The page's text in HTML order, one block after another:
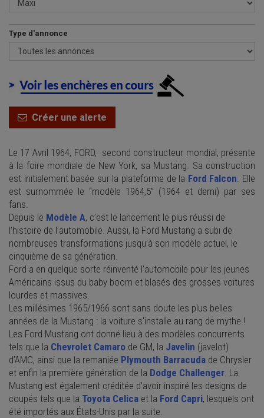
Type d'annonce
Créer une alerte
Le 17 Avril 1964, FORD, second constructeur mondial, présente
à la foire mondiale de New York, sa Mustang. Sa construction
est initialement basée sur la plateforme de la Ford Falcon . Elle
est surnommée le “modèle 1964,5” (1964 et demi) par ses
fans.
Depuis le Modèle A, c’est le lancement le plus réussi de
l’histoire de l’automobile. Aussi, la Ford Mustang a subi de
nombreuses transformations jusqu’à son modèle actuel, le
cinquième de sa génération.
Ford a en quelque sorte réinventé l'automobile pour les jeunes
Américains issus du baby boom et blasés des grosses voitures
lourdes et massives.
Les millésimes 1965/1966 sont sans doute les plus belles
années de la Mustang : la voiture s'installe au rang de mythe !
Les Ford Mustang ont donné lieu à des modèles concurrents
tels que la Chevrolet Camaro de GM, la Javelin (javelot)
d’AMC, ainsi que la remaniée Plymouth Barracuda de Chrysler
et enfin la première génération de la Dodge Challenger . La
Mustang est également créditée d’avoir inspiré les designs de
coupés tels que la Toyota Celica et la Ford Capri, lesquels ont
été importés aux États-Unis par la suite.